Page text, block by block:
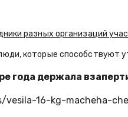
разных организаций
которые способствуют
года держала
16-kg-macheha-